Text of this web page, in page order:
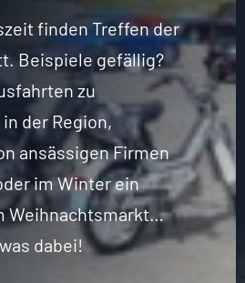
finden Treffen der
Beispiele gefällig?
zu
der Region,
ansässigen Firmen
im Winter ein
Weihnachtsmarkt…
dabei!